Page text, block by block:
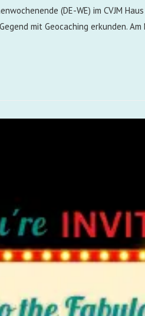
(DE-WE) im CVJM
mit Geocaching erkunden.